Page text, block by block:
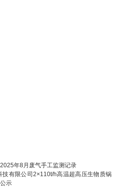
年8月废气手工监测记录
技有限公司2×110t/h高温超高压生物质锅
示